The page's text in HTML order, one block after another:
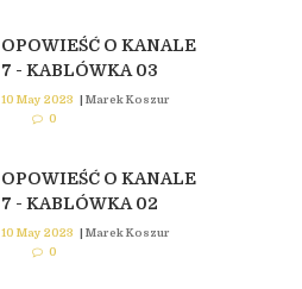
OPOWIEŚĆ O KANALE
7 - KABLÓWKA 03
10 May 2023 | Marek Koszur
0
OPOWIEŚĆ O KANALE
7 - KABLÓWKA 02
10 May 2023 | Marek Koszur
0